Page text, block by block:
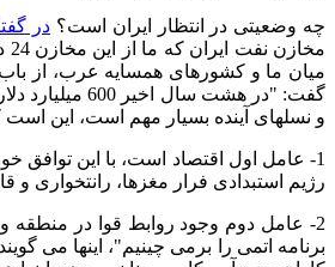
چه وضعیتی در انتظار ایران است؟ در
مخازن نفت ایران که ما از این مخازن24
میان ما و کشورهای همسایه عرب، از باب
گفت: "در هشت سال اخیر 600 میلیارد
و نسلهای آینده بسیار مهم است، این است
1- عامل اول اقتصاد است، با این توافق
رژیم استبدادی فرار مغزها،
2- عامل دوم وجود روابط قوا در
برنامه اتمی را برمی چینیم"، اینها می گویند